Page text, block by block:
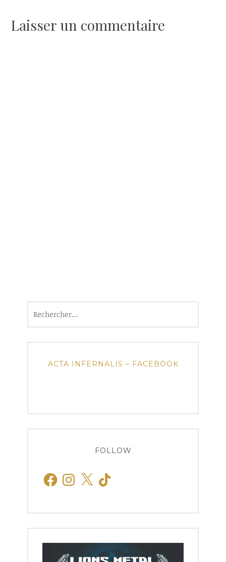
l’article
Laisser un commentaire
ACTA INFERNALIS – FACEBOOK
FOLLOW
FacebookInstagram
X TikTok